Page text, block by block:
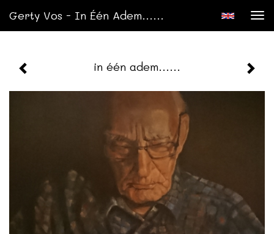
Gerty Vos - In Één Adem......
in één adem......